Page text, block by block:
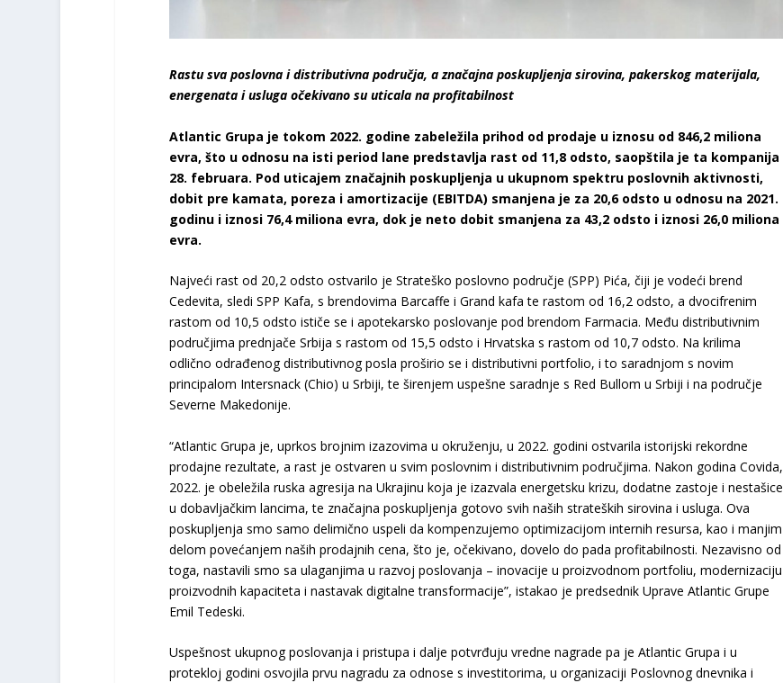
Rastu sva poslovna i distributivna područja, a značajna poskupljenja sirovina, pakerskog materijala,
energenata i usluga očekivano su uticala na profitabilnost
Atlantic Grupa je tokom 2022. godine zabeležila prihod od prodaje u iznosu od 846,2 miliona
evra, što u odnosu na isti period lane predstavlja rast od 11,8 odsto, saopštila je ta kompanija
28. februara. Pod uticajem značajnih poskupljenja u ukupnom spektru poslovnih aktivnosti,
dobit pre kamata, poreza i amortizacije (EBITDA) smanjena je za 20,6 odsto u odnosu na 2021.
godinu i iznosi 76,4 miliona evra, dok je neto dobit smanjena za 43,2 odsto i iznosi 26,0 miliona
evra.
Najveći rast od 20,2 odsto ostvarilo je Strateško poslovno područje (SPP) Pića, čiji je vodeći brend
Cedevita, sledi SPP Kafa, s brendovima Barcaffe i Grand kafa te rastom od 16,2 odsto, a dvocifrenim
rastom od 10,5 odsto ističe se i apotekarsko poslovanje pod brendom Farmacia. Među distributivnim
područjima prednjače Srbija s rastom od 15,5 odsto i Hrvatska s rastom od 10,7 odsto. Na krilima
odlično odrađenog distributivnog posla proširio se i distributivni portfolio, i to saradnjom s novim
principalom Intersnack (Chio) u Srbiji, te širenjem uspešne saradnje s Red Bullom u Srbiji i na područje
Severne Makedonije.
“Atlantic Grupa je, uprkos brojnim izazovima u okruženju, u 2022. godini ostvarila istorijski rekordne
prodajne rezultate, a rast je ostvaren u svim poslovnim i distributivnim područjima. Nakon godina Covida,
2022. je obeležila ruska agresija na Ukrajinu koja je izazvala energetsku krizu, dodatne zastoje i nestašice
u dobavljačkim lancima, te značajna poskupljenja gotovo svih naših strateških sirovina i usluga. Ova
poskupljenja smo samo delimično uspeli da kompenzujemo optimizacijom internih resursa, kao i manjim
delom povećanjem naših prodajnih cena, što je, očekivano, dovelo do pada profitabilnosti. Nezavisno od
toga, nastavili smo sa ulaganjima u razvoj poslovanja – inovacije u proizvodnom portfoliu, modernizaciju
proizvodnih kapaciteta i nastavak digitalne transformacije”, istakao je predsednik Uprave Atlantic Grupe
Emil Tedeski.
Uspešnost ukupnog poslovanja i pristupa i dalje potvrđuju vredne nagrade pa je Atlantic Grupa i u
protekloj godini osvojila prvu nagradu za odnose s investitorima, u organizaciji Poslovnog dnevnika i